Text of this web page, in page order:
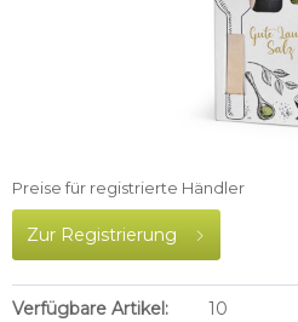
Preise für registrierte Händler
Zur Registrierung
Verfügbare Artikel:
10